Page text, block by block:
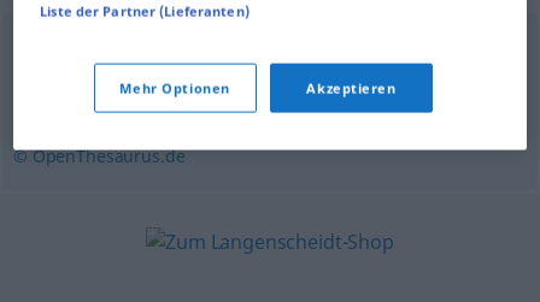
totenblass,kreidebleich,leichenblass,blass,blutleer
fahl,kreideweiß aschfahl
© OpenThesaurus.de
Liste der Partner (Lieferanten)
Mehr Optionen Akzeptieren